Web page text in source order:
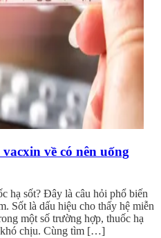
về có nên uống
hạ sốt? Đây là câu hỏi phổ biến
Sốt là dấu hiệu cho thấy hệ miễn
một số trường hợp, thuốc hạ
khó chịu. Cùng tìm […]